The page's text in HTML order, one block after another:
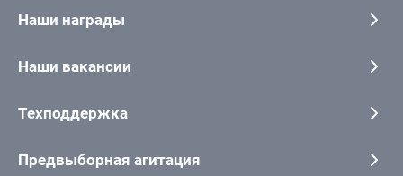
Наши награды
Наши вакансии
Техподдержка
Предвыборная агитация